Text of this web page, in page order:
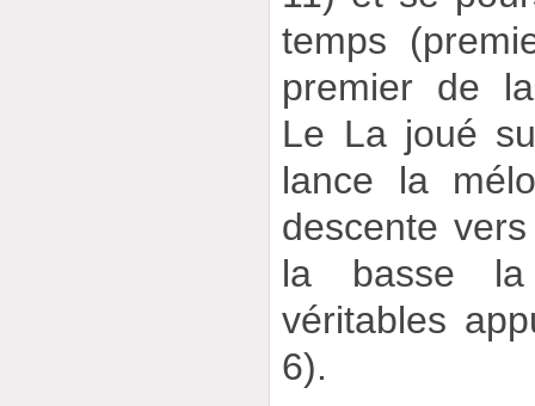
temps
premier de
Le La joué
lance la
descente
la basse
véritables
6).